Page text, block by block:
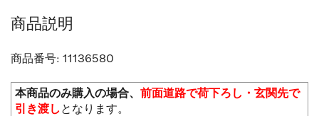
商品説明
商品番号: 11136580
本商品のみ購入の場合、 前面道路で荷下ろし・玄関先で
引き渡し となります。